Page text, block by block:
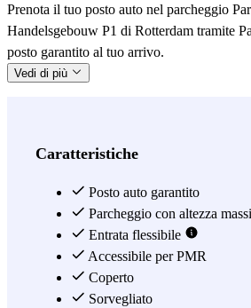
Prenota il tuo posto auto nel parcheggio
Handelsgebouw P1 di Rotterdam tramite
posto garantito al tuo arrivo.
Vedi di più
Caratteristiche
Posto auto garantito
Parcheggio con altezza
Entrata flessibile
Accessibile per PMR
Coperto
Sorvegliato